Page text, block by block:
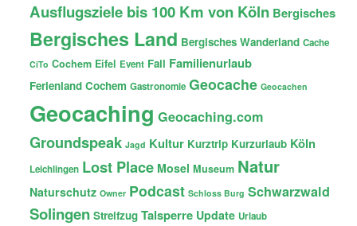
Ausflugsziele bis 100 Km von Köln Bergisches
Bergisches Land Bergisches Wanderland Cache
CiTo Cochem Eifel Event Fail Familienurlaub
Ferienland Cochem Gastronomie Geocache Geocachen
Geocaching Geocaching.com
Groundspeak Jagd Kultur Kurztrip Kurzurlaub Köln
Leichlingen Lost Place Mosel Museum Natur
Naturschutz Owner Podcast Schloss Burg Schwarzwald
Solingen Streifzug Talsperre Update Urlaub